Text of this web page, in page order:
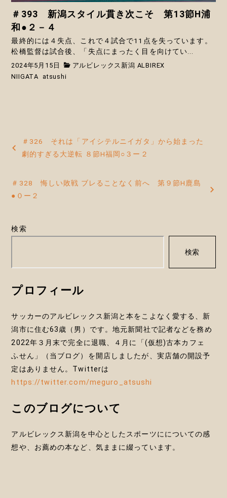
＃393 新潟スタイル貫き次こそ 第13節H浦
和●２－４
最終的には４失点、これで４試合で11点を失っています。
松橋監督は試合後、「失点にまったく目を向けてい...
2024年5月15日
アルビレックス新潟 ALBIREX
NIIGATA
atsushi
稿
ビ
ー
ョ
ン
＃326 それは「アイシテルニイガタ」から始まった
劇的すぎる大逆転 ８節H福岡○３ー２
＃328 悔しい敗戦 ブレることなく前へ 第９節H鹿島
●０ー２
検索
検索
プロフィール
サッカーのアルビレックス新潟と本をこよなく愛する、新
潟市に住む63歳（男）です。地元新聞社で記者などを務め
2022年３月末で完全に退職、４月に「(仮想)古本カフェ
ふせん」（当ブログ）を開店しましたが、実店舗の開設予
定はありません。Twitterは
https://twitter.com/meguro_atsushi
このブログについて
アルビレックス新潟を中心としたスポーツにについての感
想や、お薦めの本など、気ままに綴っています。